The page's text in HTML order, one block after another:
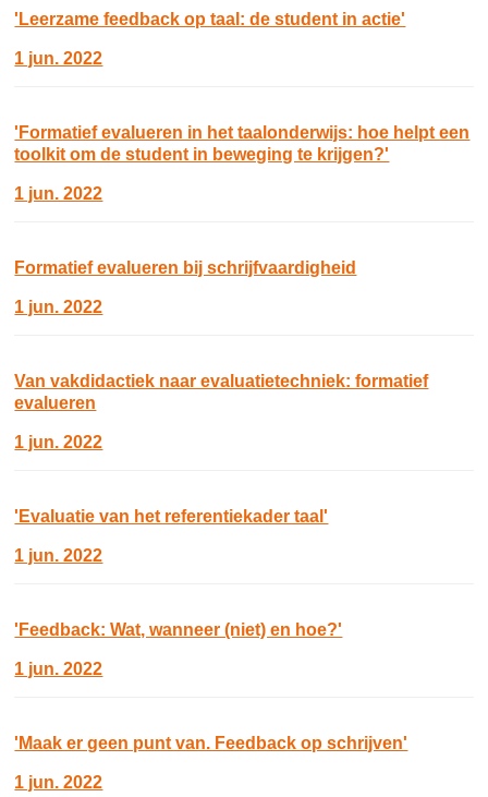
'Leerzame feedback op taal: de student in actie'
1 jun. 2022
'Formatief evalueren in het taalonderwijs: hoe helpt een
toolkit om de student in beweging te krijgen?'
1 jun. 2022
Formatief evalueren bij schrijfvaardigheid
1 jun. 2022
Van vakdidactiek naar evaluatietechniek: formatief
evalueren
1 jun. 2022
'Evaluatie van het referentiekader taal'
1 jun. 2022
'Feedback: Wat, wanneer (niet) en hoe?'
1 jun. 2022
'Maak er geen punt van. Feedback op schrijven'
1 jun. 2022